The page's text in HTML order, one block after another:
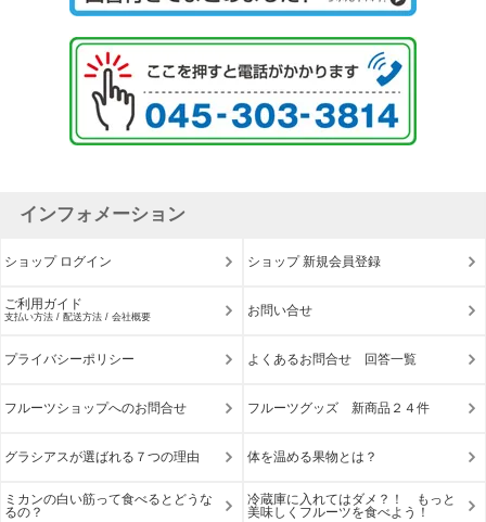
インフォメーション
ショップ ログイン ショップ 新規会員登録
ご利用ガイド
支払い方法 / 配送方法 / 会社概要 お問い合せ
プライバシーポリシー よくあるお問合せ 回答一覧
フルーツショップへのお問合せ フルーツグッズ 新商品２４件
グラシアスが選ばれる７つの理由 体を温める果物とは？
ミカンの白い筋って食べるとどうな
るの？
冷蔵庫に入れてはダメ？！ もっと
美味しくフルーツを食べよう！